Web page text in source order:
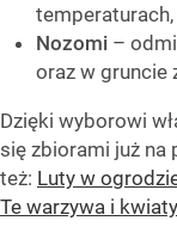
temperaturach,
Nozomi –
oraz w gruncie
Dzięki wyborowi
się zbiorami już na
też: Luty w
Te warzywa i